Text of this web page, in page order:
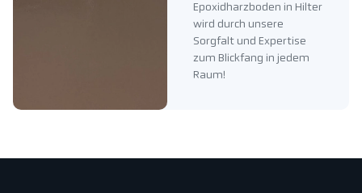
Epoxidharzboden in Hilter
wird durch unsere
Sorgfalt und Expertise
zum Blickfang in jedem
Raum!